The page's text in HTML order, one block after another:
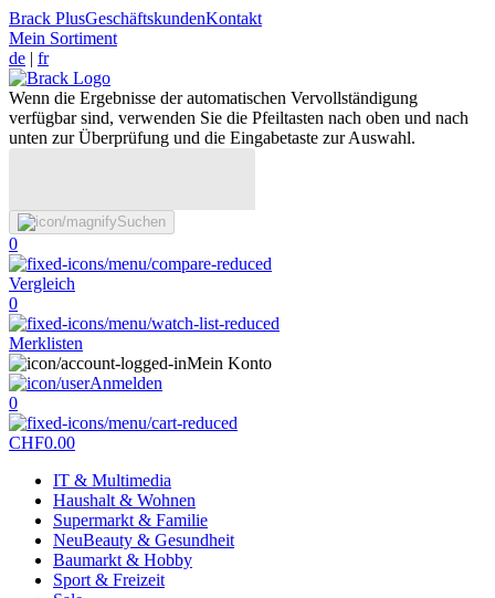
Brack PlusGeschäftskundenKontakt
Mein Sortiment
de | fr
Wenn die Ergebnisse der automatischen Vervollständigung
verfügbar sind, verwenden Sie die Pfeiltasten nach oben und nach
unten zur Überprüfung und die Eingabetaste zur Auswahl.
Suchen
0
Vergleich
0
Merklisten
Mein Konto
Anmelden
0
CHF0.00
IT & Multimedia
Haushalt & Wohnen
Supermarkt & Familie
NeuBeauty & Gesundheit
Baumarkt & Hobby
Sport & Freizeit